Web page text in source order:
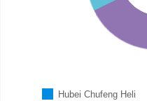
Hubei Chufeng Heli